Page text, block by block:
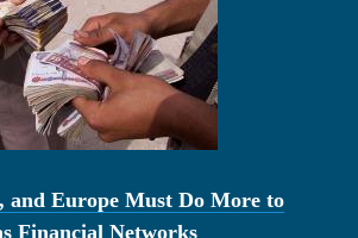
and Europe Must Do More to
Financial Networks